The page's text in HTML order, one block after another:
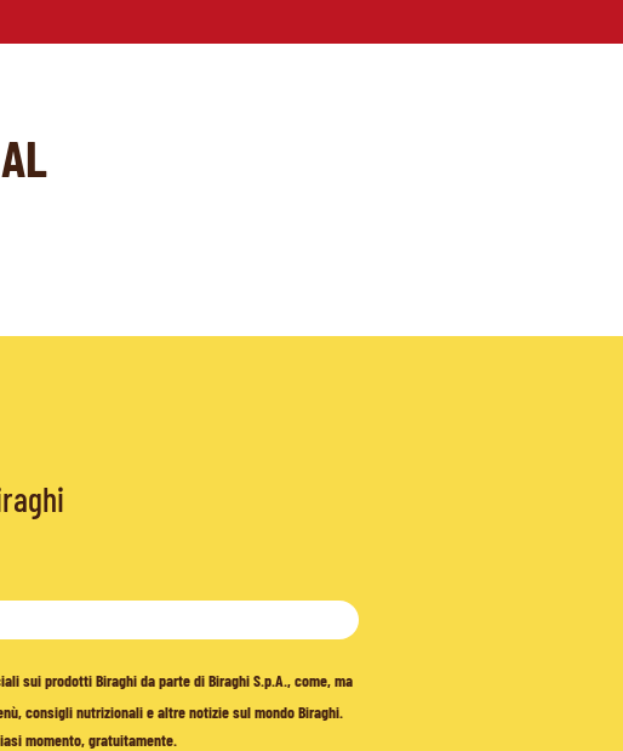
sui prodotti Biraghi da parte di Biraghi S.p.A., come, ma
consigli nutrizionali e altre notizie sul mondo Biraghi.
momento, gratuitamente.